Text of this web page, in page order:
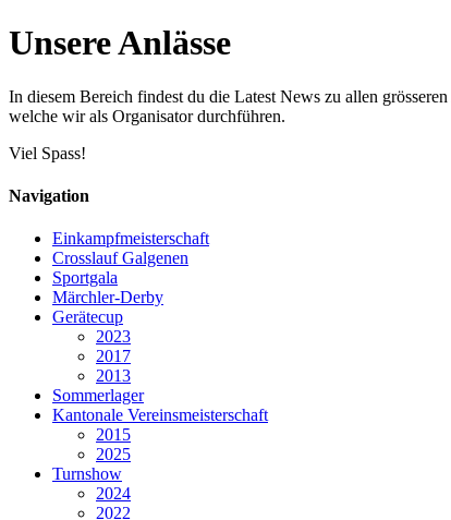
Unsere Anlässe
In diesem Bereich findest du die Latest News zu allen
welche wir als Organisator durchführen.
Viel Spass!
Navigation
Einkampfmeisterschaft
Crosslauf Galgenen
Sportgala
Märchler-Derby
Gerätecup
2023
2017
2013
Sommerlager
Kantonale Vereinsmeisterschaft
2015
2025
Turnshow
2024
2022